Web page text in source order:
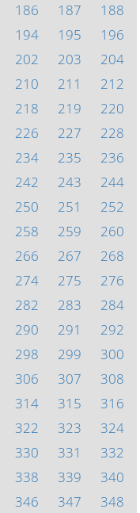
186 187
188
194 195
196
202 203
204
210 211
212
218 219
220
226 227
228
234 235
236
242 243
244
250 251
252
258 259
260
266 267
268
274 275
276
282 283
284
290 291
292
298 299
300
306 307
308
314 315
316
322 323
324
330 331
332
338 339
340
346 347 348